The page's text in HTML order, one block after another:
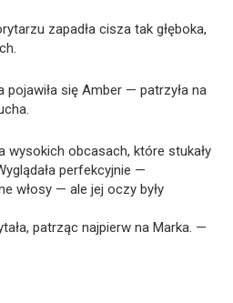
zapadła cisza tak głęboka,
się Amber — patrzyła na
wysokich obcasach, które stukały
perfekcyjnie —
włosy — ale jej oczy były
patrząc najpierw na Marka. —